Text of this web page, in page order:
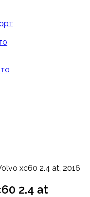
xc60 2.4 at, 2016
2.4 at